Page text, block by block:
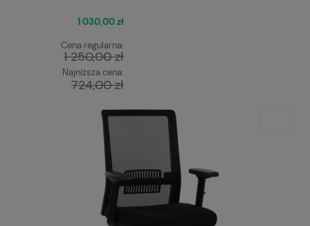
1 030,00 zł
Cena regularna:
1 250,00 zł
Najniższa cena:
724,00 zł